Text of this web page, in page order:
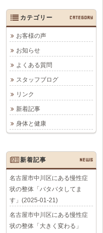
カテゴリー CATEGORY
お客様の声
お知らせ
よくある質問
スタッフブログ
リンク
新着記事
身体と健康
新着記事 NEWS
名古屋市中川区にある慢性症
状の整体「バタバタしてま
す」(2025-01-21)
名古屋市中川区にある慢性症
状の整体「大きく変わる」